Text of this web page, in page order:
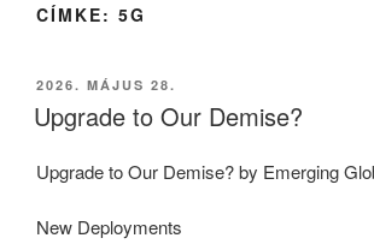
CÍMKE: 5G
BEKÜLDVE:
2026. MÁJUS 28.
Upgrade to Our Demise?
Upgrade to Our Demise? by Emerging
New Deployments